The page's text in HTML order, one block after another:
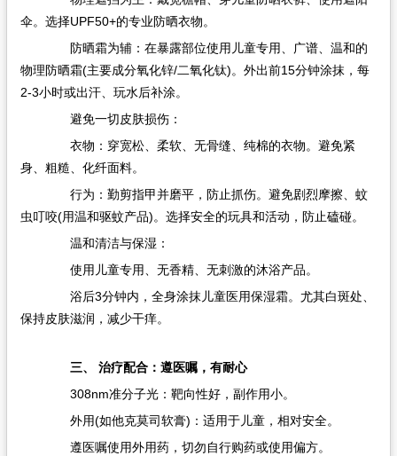
伞。选择UPF50+的专业防晒衣物。
防晒霜为辅：在暴露部位使用儿童专用、广谱、温和的
物理防晒霜(主要成分氧化锌/二氧化钛)。外出前15分钟涂抹，每
2-3小时或出汗、玩水后补涂。
避免一切皮肤损伤：
衣物：穿宽松、柔软、无骨缝、纯棉的衣物。避免紧
身、粗糙、化纤面料。
行为：勤剪指甲并磨平，防止抓伤。避免剧烈摩擦、蚊
虫叮咬(用温和驱蚊产品)。选择安全的玩具和活动，防止磕碰。
温和清洁与保湿：
使用儿童专用、无香精、无刺激的沐浴产品。
浴后3分钟内，全身涂抹儿童医用保湿霜。尤其白斑处、
保持皮肤滋润，减少干痒。
三、 治疗配合：遵医嘱，有耐心
308nm准分子光：靶向性好，副作用小。
外用(如他克莫司软膏)：适用于儿童，相对安全。
遵医嘱使用外用药，切勿自行购药或使用偏方。